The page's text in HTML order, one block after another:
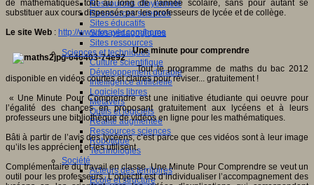
Ressources citoyenneté
Ressources sciences
Sites éducatifs
Sites pédagogiques
Sites ressources
Sciences et techniques
Culture scientifique
Développement durable
Intelligence artificielle
Logiciels libres
Métavers
Outils et logiciels
Réalité augmentée
Ressources sciences
Robotique
Technologies
Société
Acteurs des territoires
Ecole et structure
de mathématiques tout au long de l’année scolaire, sans pour autant se
substituer aux cours dispensés par les professeurs de lycée et de collège.
Le site Web : http://www.knayer.com/home
Une minute pour comprendre
Tout le programme de maths du bac 2012
disponible en vidéos courtes et claires pour réviser... gratuitement !
« Une Minute Pour Comprendre est une initiative étudiante qui oeuvre pour
l’égalité des chances en proposant gratuitement aux lycéens et à leurs
professeurs une bibliothèque de vidéos en ligne pour les mathématiques.
Bâti à partir de l’avis des lycéens, c’est parce que ces vidéos sont à leur image
qu’ils les apprécient et les utilisent.
Complémentaire du travail en classe, Une Minute Pour Comprendre se veut un
outil pour les professeurs. L’objectif est d’individualiser l’accompagnement des